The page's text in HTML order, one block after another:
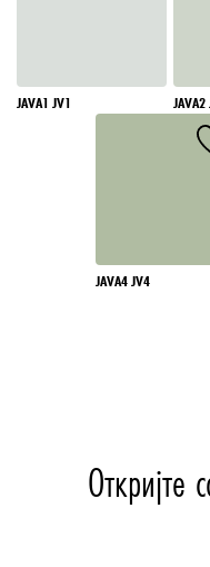
JAVA1 JV1 JAVA2
JAVA4 JV4
Откријте